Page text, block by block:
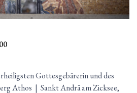
Gottesgebärerin und des
Athos | Sankt Andrä am Zicksee,